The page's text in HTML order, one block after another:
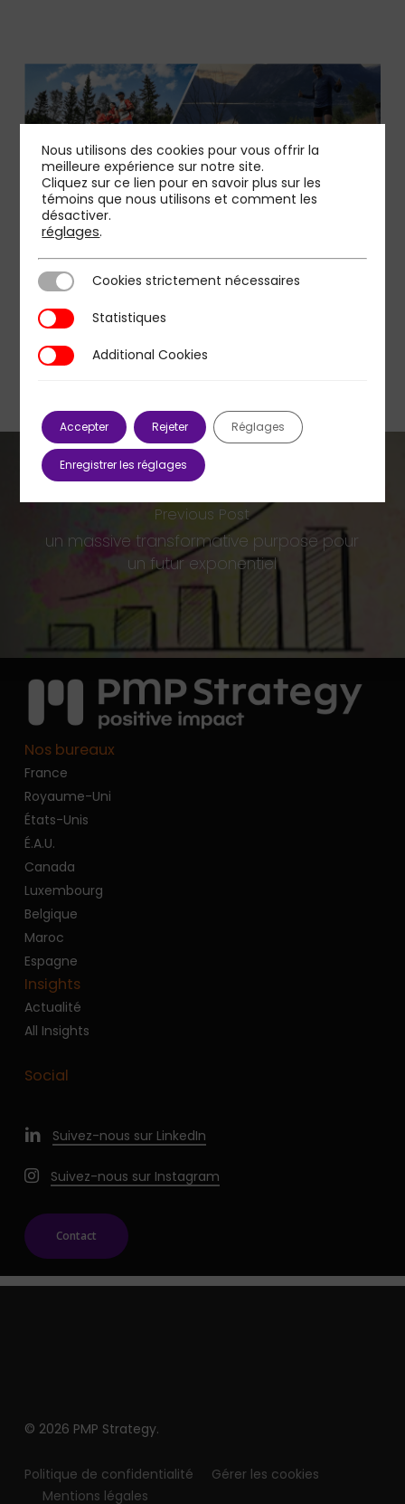
Previous Post
un massive transformative purpose pour
un futur exponentiel
Nos bureaux
France
Royaume-Uni
États-Unis
É.A.U.
Canada
Luxembourg
Belgique
Maroc
Espagne
Insights
Actualité
All Insights
Social
Suivez-nous sur LinkedIn
Suivez-nous sur Instagram
Contact
© 2026 PMP Strategy.
Politique de confidentialité
Gérer les cookies
Mentions légales
Nous utilisons des cookies pour vous offrir la
meilleure expérience sur notre site.
Cliquez sur ce lien pour en savoir plus sur les
témoins que nous utilisons et comment les
désactiver.
réglages.
Cookies strictement nécessaires
Cookies strictement nécessaires
StatistiquesStatistiques
Additional Cookies
Additional Cookies
Accepter Rejeter Réglages
Enregistrer les réglages